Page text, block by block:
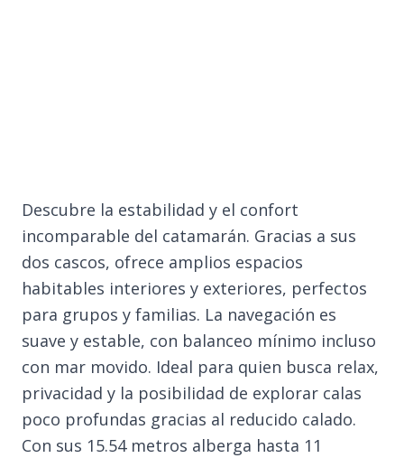
Descubre la estabilidad y el confort
incomparable del catamarán. Gracias a sus
dos cascos, ofrece amplios espacios
habitables interiores y exteriores, perfectos
para grupos y familias. La navegación es
suave y estable, con balanceo mínimo incluso
con mar movido. Ideal para quien busca relax,
privacidad y la posibilidad de explorar calas
poco profundas gracias al reducido calado.
Con sus 15.54 metros alberga hasta 11